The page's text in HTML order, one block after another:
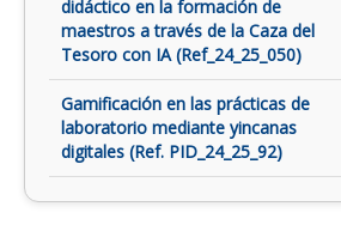
didáctico en la formación de
maestros a través de la Caza del
Tesoro con IA (Ref_24_25_050)
Gamificación en las prácticas de
laboratorio mediante yincanas
digitales (Ref. PID_24_25_92)